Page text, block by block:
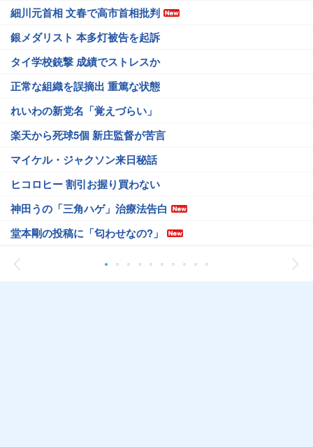
細川元首相 文春で高市首相批判
銀メダリスト 本多灯被告を起訴
タイ学校銃撃 成績でストレスか
正常な組織を誤摘出 重篤な状態
れいわの新党名「覚えづらい」
楽天から死球5個 新庄監督が苦言
マイケル・ジャクソン来日秘話
ヒコロヒー 割引お握り買わない
神田うの「三角ハゲ」治療法告白
堂本剛の投稿に「匂わせなの?」